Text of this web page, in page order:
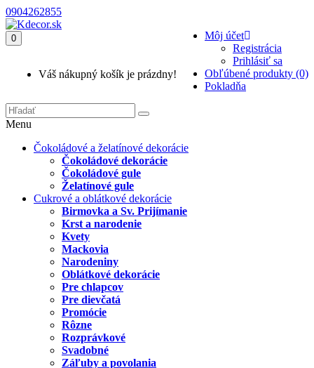
0904262855
Môj účet
Registrácia
Prihlásiť sa
Obľúbené produkty (0)
Pokladňa
0
Váš nákupný košík je prázdny!
Menu
Čokoládové a želatínové dekorácie
Čokoládové dekorácie
Čokoládové gule
Želatínové gule
Cukrové a oblátkové dekorácie
Birmovka a Sv. Prijímanie
Krst a narodenie
Kvety
Mackovia
Narodeniny
Oblátkové dekorácie
Pre chlapcov
Pre dievčatá
Promócie
Rôzne
Rozprávkové
Svadobné
Záľuby a povolania